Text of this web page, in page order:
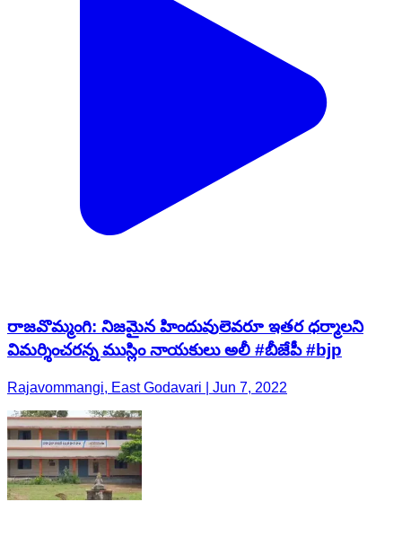
రాజవొమ్మంగి: నిజమైన హిందువులెవరూ ఇతర ధర్మాలని
విమర్శించరన్న ముస్లిం నాయకులు అలీ #బీజేపీ #bjp
Rajavommangi, East Godavari | Jun 7, 2022